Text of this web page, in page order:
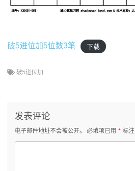
破5进位加5位数3笔 下载
破5进位加
发表评论
电子邮件地址不会被公开。 必填项已用 * 标注